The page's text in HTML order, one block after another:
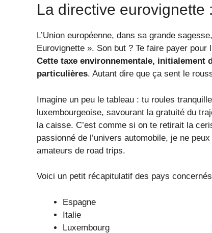
La directive eurovignette
L’Union européenne, dans sa grande
Eurovignette ». Son but ? Te faire payer pour
Cette taxe environnementale, initialement
particulières. Autant dire que ça sent le
Imagine un peu le tableau : tu roules
luxembourgeoise, savourant la gratuité du
la caisse. C’est comme si on te retirait la
passionné de l’univers automobile, je ne
amateurs de road trips.
Voici un petit récapitulatif des pays
Espagne
Italie
Luxembourg